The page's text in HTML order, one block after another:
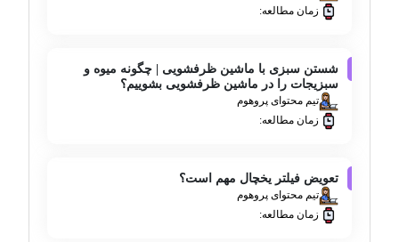
زمان مطالعه:
شستن سبزی با ماشین ظرفشویی | چگونه میوه و
سبزیجات را در ماشین ظرفشویی بشوییم؟
تیم محتوای پروهوم
زمان مطالعه:
تعویض فیلتر یخچال مهم است؟
تیم محتوای پروهوم
زمان مطالعه: